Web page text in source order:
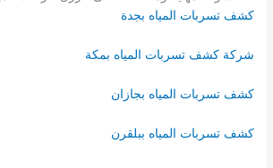
كشف تسربات المياه بجدة
شركة كشف تسربات المياه بمكة
كشف تسربات المياه بجازان
كشف تسربات المياه ببلقرن